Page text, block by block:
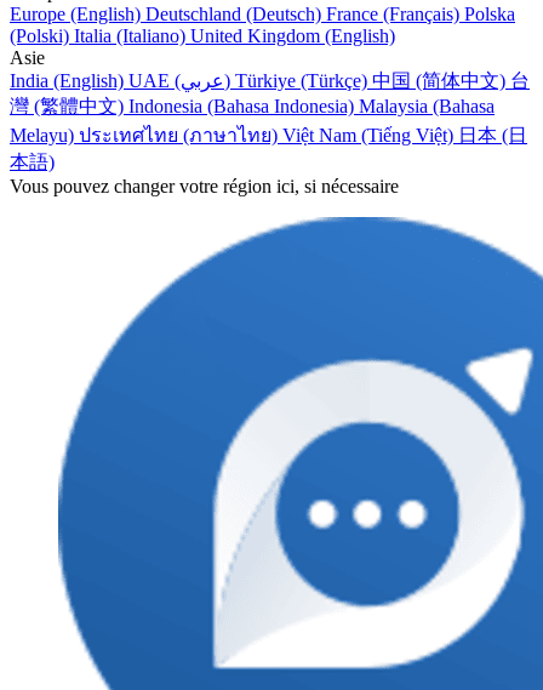
Europe (English) Deutschland (Deutsch) France (Français) Polska
(Polski) Italia (Italiano) United Kingdom (English)
Asie
India (English)
UAE (عربي) Türkiye (Türkçe) 中国 (简体中文) 台
灣 (繁體中文) Indonesia (Bahasa Indonesia) Malaysia (Bahasa
Melayu) ประเทศไทย (ภาษาไทย) Việt Nam (Tiếng Việt) 日本 (日
本語)
Vous pouvez changer votre région ici, si nécessaire